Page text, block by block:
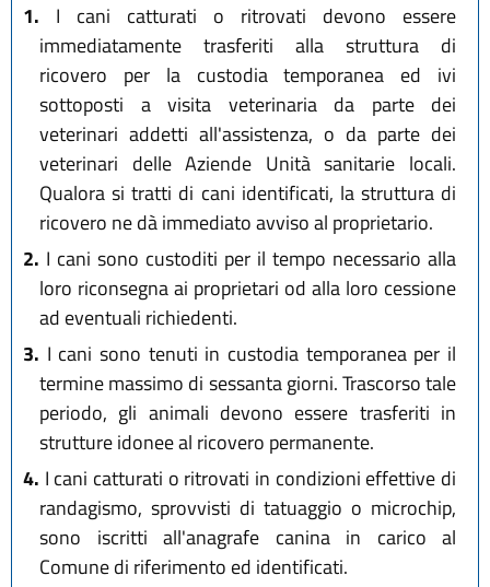
1. I cani catturati o ritrovati devono essere
immediatamente trasferiti alla struttura di
ricovero per la custodia temporanea ed ivi
sottoposti a visita veterinaria da parte dei
veterinari addetti all'assistenza, o da parte dei
veterinari delle Aziende Unità sanitarie locali.
Qualora si tratti di cani identificati, la struttura di
ricovero ne dà immediato avviso al proprietario.
2. I cani sono custoditi per il tempo necessario alla
loro riconsegna ai proprietari od alla loro cessione
ad eventuali richiedenti.
3. I cani sono tenuti in custodia temporanea per il
termine massimo di sessanta giorni. Trascorso tale
periodo, gli animali devono essere trasferiti in
strutture idonee al ricovero permanente.
4. I cani catturati o ritrovati in condizioni effettive di
randagismo, sprovvisti di tatuaggio o microchip,
sono iscritti all'anagrafe canina in carico al
Comune di riferimento ed identificati.